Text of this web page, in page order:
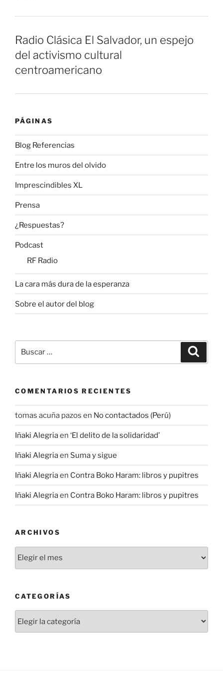
Radio Clásica El Salvador, un espejo
del activismo cultural
centroamericano
PÁGINAS
Blog Referencias
Entre los muros del olvido
Imprescindibles XL
Prensa
¿Respuestas?
Podcast
RF Radio
La cara más dura de la esperanza
Sobre el autor del blog
por:
COMENTARIOS RECIENTES
tomas acuña pazos en No contactados (Perú)
Iñaki Alegriaen ‘El delito de la solidaridad’
Iñaki Alegriaen Suma y sigue
Iñaki Alegriaen Contra Boko Haram: libros y pupitres
Iñaki Alegriaen Contra Boko Haram: libros y pupitres
ARCHIVOS
CATEGORÍAS